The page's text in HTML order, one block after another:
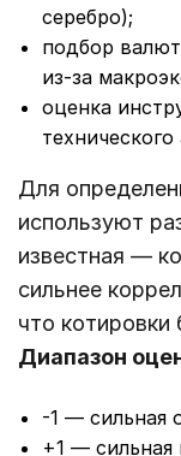
серебро);
подбор
из-за
оценка
Для
используют
известная ―
сильнее
что котировки
Диапазон
-1 ― сильная
+1 ― сильная